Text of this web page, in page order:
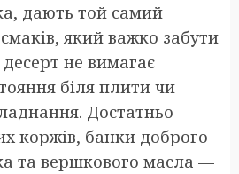
дають той самий
який важко забути
не вимагає
біля плити чи
Достатньо
коржів, банки доброго
та вершкового масла —